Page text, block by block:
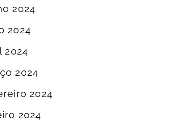
2024
2024
2024
2024
2024
2024